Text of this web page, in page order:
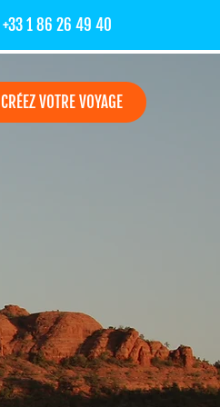
+33 1 86 26 49 40
CRÉEZ VOTRE VOYAGE